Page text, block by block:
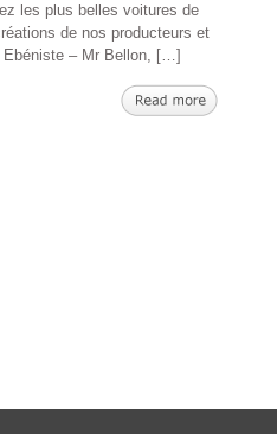
les plus belles voitures de
de nos producteurs et
Ebéniste – Mr Bellon, […]